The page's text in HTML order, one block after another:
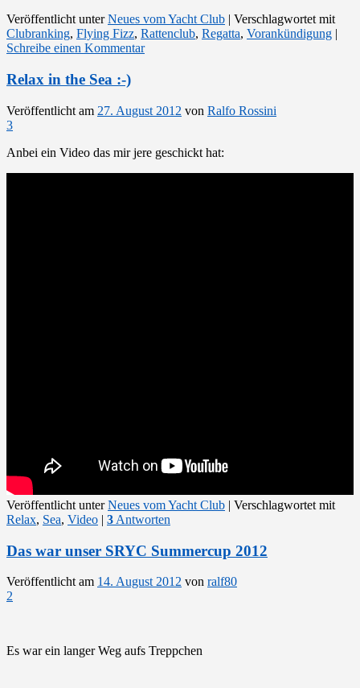
Veröffentlicht unter Neues vom Yacht Club | Verschlagwortet mit
Clubranking, Flying Fizz, Rattenclub, Regatta, Vorankündigung |
Schreibe einen Kommentar
Relax in the Sea :-)
Veröffentlicht am 27. August 2012 von Ralfo Rossini
3
Anbei ein Video das mir jere geschickt hat:
Veröffentlicht unter Neues vom Yacht Club | Verschlagwortet mit
Relax, Sea, Video | 3 Antworten
Das war unser SRYC Summercup 2012
Veröffentlicht am 14. August 2012 von ralf80
2
Es war ein langer Weg aufs Treppchen